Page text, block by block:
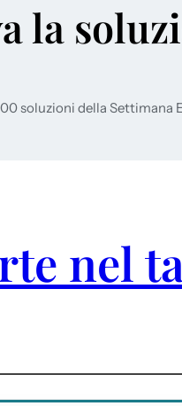
la
soluzioni della Settimana
nel